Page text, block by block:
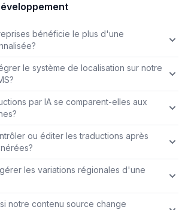
bénéficie le plus d'une
le système de localisation sur notre
par IA se comparent-elles aux
ou éditer les traductions après
les variations régionales d'une
notre contenu source change